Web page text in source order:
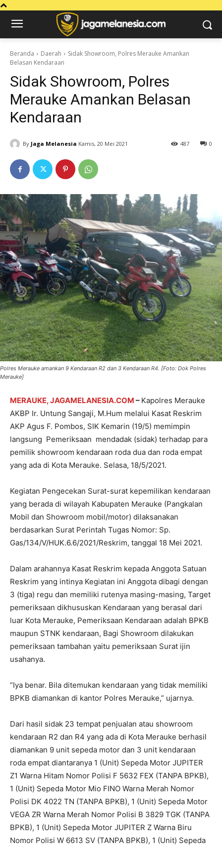
Beranda Daerah
Sidak Showroom, Polres Merauke Amankan
Belasan Kendaraan
Sidak Showroom, Polres
Merauke Amankan Belasan
Kendaraan
By Jaga Melanesia Kamis, 20 Mei 2021 0
487
Polres Merauke amankan 9 Kendaraan R2 dan 3 Kendaraan R4. [Foto: Dok Polres
Merauke]
MERAUKE, JAGAMELANESIA.COM – Kapolres Merauke
AKBP Ir. Untung Sangaji, M.Hum melalui Kasat Reskrim
AKP Agus F. Pombos, SIK Kemarin (19/5) memimpin
langsung Pemeriksaan mendadak (sidak) terhadap para
pemilik showroom kendaraan roda dua dan roda empat
yang ada di Kota Merauke. Selasa, 18/5/2021.
Kegiatan Pengecekan Surat-surat kepemilikan kendaraan
yang berada di wilayah Kabupaten Merauke (Pangkalan
Mobil dan Showroom mobil/motor) dilaksanakan
berdasarkan Surat Perintah Tugas Nomor: Sp.
Gas/134/V/HUK.6.6/2021/Reskrim, tanggal 18 Mei 2021.
Dalam arahannya Kasat Reskrim kepada Anggota Satuan
Reskrim yang intinya Kegiatan ini Anggota dibagi dengan
3 (tiga) regu dan memiliki rutenya masing-masing, Target
pemeriksaan dikhususkan Kendaraan yang berasal dari
luar Kota Merauke, Pemeriksaan Kendaraan adalah BPKB
maupun STNK kendaraan, Bagi Showroom dilakukan
pemeriksaan tambahan yaitu pemeriksaan Surat ijin
usahanya.
“Iya benar. Bila ditemukan kendaraan yang tidak memiliki
BPKB diamankan di kantor Polres Merauke,” ujarnya.
Dari hasil sidak 23 tempat penjualan atau showroom
kendaraan R2 dan R4 yang ada di Kota Merauke berhasil
diamankan 9 unit sepeda motor dan 3 unit kendaraan
roda empat diantaranya 1 (Unit) Sepeda Motor JUPITER
Z1 Warna Hitam Nomor Polisi F 5632 FEX (TANPA BPKB),
1 (Unit) Sepeda Motor Mio FINO Warna Merah Nomor
Polisi DK 4022 TN (TANPA BPKB), 1 (Unit) Sepeda Motor
VEGA ZR Warna Merah Nomor Polisi B 3829 TGK (TANPA
BPKB), 1 (Unit) Sepeda Motor JUPITER Z Warna Biru
Nomor Polisi W 6613 SV (TANPA BPKB), 1 (Unit) Sepeda